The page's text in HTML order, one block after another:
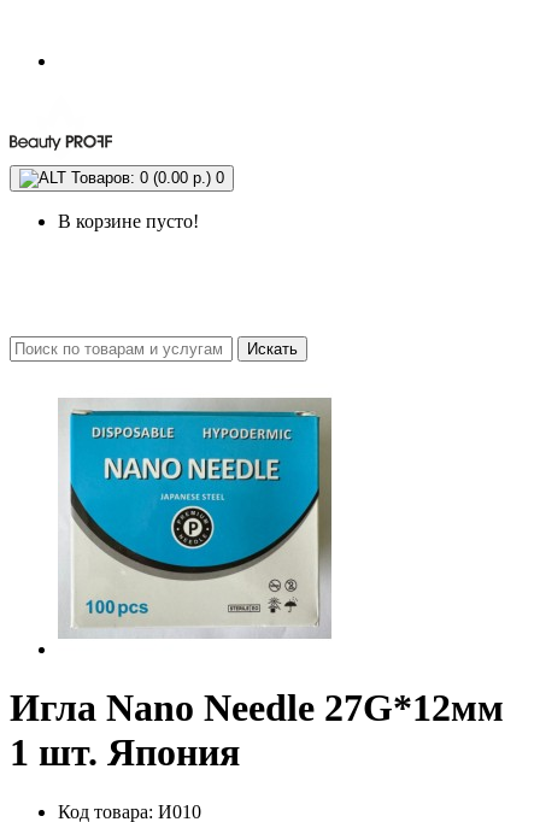
Товаров: 0 (0.00 р.) 0
В корзине пусто!
Искать
Игла Nano Needle 27G*12мм
1 шт. Япония
Код товара: И010